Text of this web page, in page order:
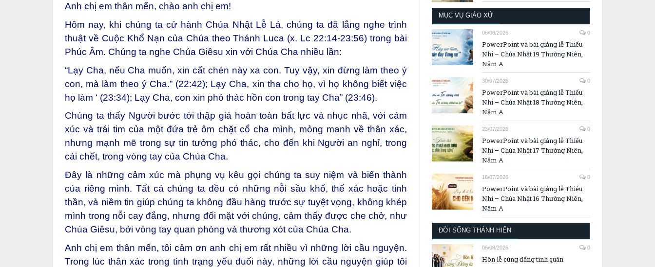
Anh chị em thân mến, chào anh chị em!
Hôm nay, khi chúng ta cử hành Chúa Nhật Lễ Lá, chúng ta đã lắng nghe trình
thuật về Cuộc Khổ Nạn của Chúa theo Thánh Luca (x. Lc 22:14-23:56) trong bài
Phúc Âm. Chúng ta nghe Chúa Giêsu xin với Chúa Cha nhiều lần:
“Lạy Cha, nếu Cha muốn, xin cất chén này xa con. Tuy vậy, xin đừng làm theo ý
con, mà làm theo ý Cha.” (22:42); Lạy Cha, xin tha cho họ, vì họ không biết việc
họ làm ‘ (23:34); Lạy Cha, con xin phó thác hồn con trong tay Cha” (23:46).
Chúng ta thấy Người bước tới thập giá hoàn toàn bất lực và nhục nhã, với cảm
xúc và trái tim của một đứa trẻ ôm chặt cổ cha mình, mỏng manh về thân xác,
nhưng mạnh mẽ trong sự tin tưởng phó thác, cho đến khi Người an nghỉ, trong
cái chết, trong vòng tay của Chúa Cha.
Đây là những cảm xúc mà phụng vụ kêu gọi chúng ta suy niệm và biến thành
của riêng mình. Tất cả chúng ta đều có những nỗi sầu khổ, thể xác hoặc tinh
thần, và niềm tin giúp chúng ta không đầu hàng trước sự tuyệt vọng, không khép
mình trong nỗi cay đắng, nhưng đối mặt với chúng, cảm thấy được che chở, như
Chúa Giêsu, bởi vòng tay quan phòng và thương xót của Chúa Cha.
Anh chị em thân mến, tôi cảm ơn anh chị em rất nhiều vì những lời cầu nguyện.
Trong lúc thân xác trong tình trạng yếu đuối này, những lời cầu nguyện giúp tôi
MỤC VỤ GIÁO XỨ
06/08/2026 0
PowerPoint và bài giảng lễ Thiếu
Nhi – Chúa Nhật 19 Thường Niên,
Năm A
30/07/2026 0
PowerPoint và bài giảng lễ Thiếu
Nhi – Chúa Nhật 18 Thường Niên,
Năm A
23/07/2026 0
PowerPoint và bài giảng lễ Thiếu
Nhi – Chúa Nhật 17 Thường Niên,
Năm A
16/07/2026 0
PowerPoint và bài giảng lễ Thiếu
Nhi – Chúa Nhật 16 Thường Niên,
Năm A
ĐỜI SỐNG THÁNH HIẾN
06/08/2026 0
Hôn lễ cùng đấng tình quân